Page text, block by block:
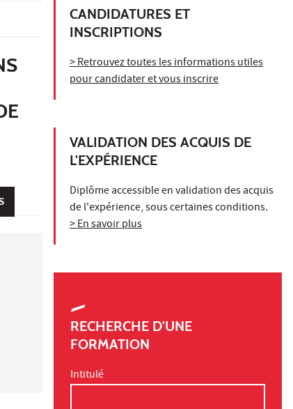
CANDIDATURES ET
INSCRIPTIONS
> Retrouvez toutes les informations utiles
pour candidater et vous inscrire
VALIDATION DES ACQUIS DE
L'EXPÉRIENCE
Diplôme accessible en validation des acquis
de l'expérience, sous certaines conditions.
> En savoir plus
RECHERCHE D'UNE
FORMATION
Intitulé